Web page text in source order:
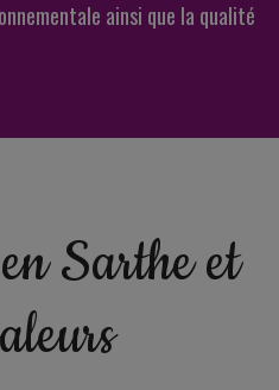
ainsi que la qualité
Sarthe et